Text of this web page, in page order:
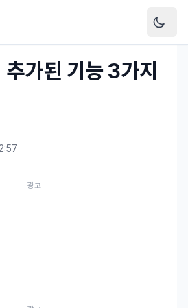
파워토이에 추가된 기능 3가지에 대해서
가된 기능 3가지
광고